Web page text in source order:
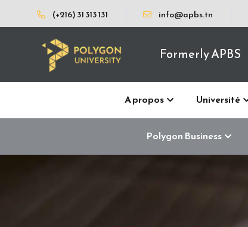
(+216) 31 313 131 info@apbs.tn
Formerly APBS
A propos Université
Polygon Business